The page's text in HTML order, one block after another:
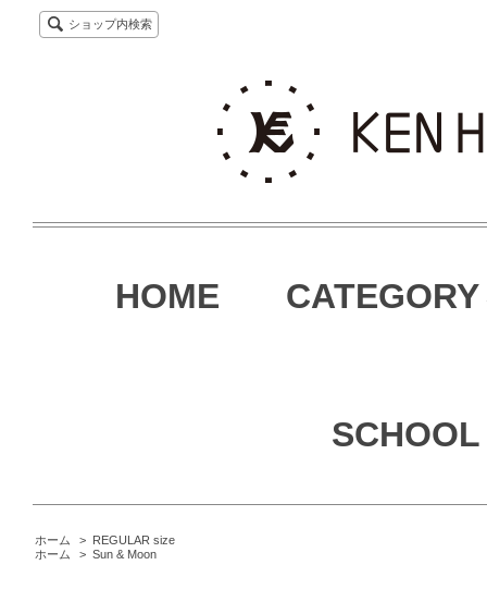
ショップ内検索
HOME CATEGORY
SCHOOL
ホーム > REGULAR size
ホーム
> Sun & Moon